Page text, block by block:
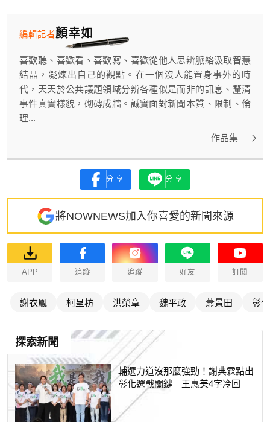
顏幸如
編輯記者
喜歡聽、喜歡看、喜歡寫、喜歡從他人思辨脈絡汲取智慧
結晶，凝煉出自己的觀點。在一個沒人能置身事外的時
代，天天於公共議題領域分辨各種似是而非的訊息、釐清
事件真實樣貌，砌磚成牆。誠實面對新聞本質、限制、倫
理...
作品集
分享 分享
將NOWNEWS加入你喜愛的新聞來源
APP 追蹤 追蹤 好友 訂閱
謝衣鳯 柯呈枋 洪榮章 魏平政 蕭景田 彰
探索新聞
輔選力道沒那麼強勁！謝典霖點出
彰化選戰關鍵 王惠美4字冷回